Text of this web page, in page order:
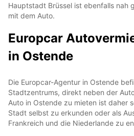
Hauptstadt Brüssel ist ebenfalls nah
mit dem Auto.
Europcar
in Ostende
Die Europcar-Agentur in Ostende
Stadtzentrums, direkt neben der
Auto in Ostende zu mieten ist daher
Stadt selbst zu erkunden oder als
Frankreich und die Niederlande zu